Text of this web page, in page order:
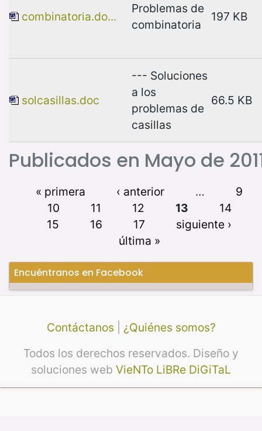
Publicados en Mayo de
combinatoria.do...
Problemas de
combinatoria
197 KB
solcasillas.doc
--- Soluciones
a los
problemas de
casillas
66.5 KB
« primera ‹ anterior …
9
10
11 12 13
14
15
16 17
siguiente ›
última »
Encuéntranos en Facebook
Contáctanos
¿Quiénes somos?
Todos los derechos reservados. Diseño y
soluciones web VieNTo LiBRe DiGiTaL